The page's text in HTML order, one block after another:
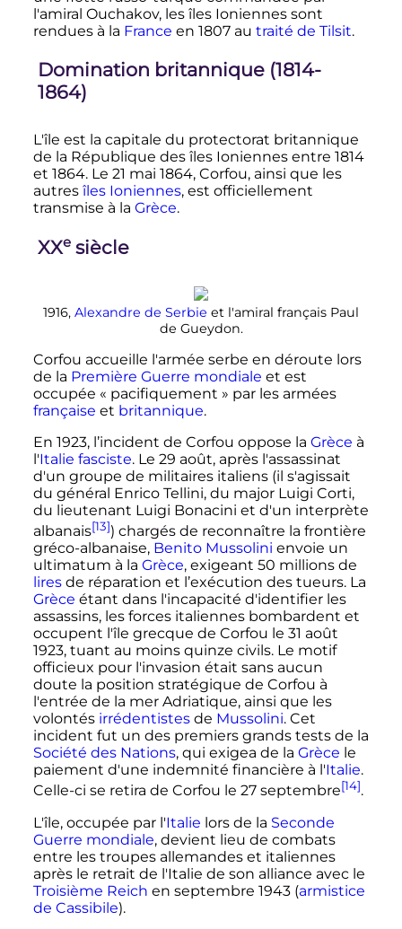
l'amiral Ouchakov, les îles Ioniennes sont
rendues à la France en 1807 au traité de Tilsit.
Domination britannique (1814-
1864)
L'île est la capitale du protectorat britannique
de la République des îles Ioniennes entre 1814
et 1864. Le 21 mai 1864, Corfou, ainsi que les
autres îles Ioniennes, est officiellement
transmise à la Grèce.
XXe siècle
1916, Alexandre de Serbie et l'amiral français Paul
de Gueydon.
Corfou accueille l'armée serbe en déroute lors
de la Première Guerre mondiale et est
occupée « pacifiquement » par les armées
française et britannique.
En 1923, l’incident de Corfou oppose la Grèce à
l'Italie fasciste. Le 29 août, après l'assassinat
d'un groupe de militaires italiens (il s'agissait
du général Enrico Tellini, du major Luigi Corti,
du lieutenant Luigi Bonacini et d'un interprète
albanais[13]) chargés de reconnaître la frontière
gréco-albanaise, Benito Mussolini envoie un
ultimatum à la Grèce, exigeant 50 millionsde
liresde réparation et l’exécution des tueurs. La
Grèce étant dans l'incapacité d'identifier les
assassins, les forces italiennes bombardent et
occupent l'île grecque de Corfou le 31 août
1923, tuant au moins quinze civils. Le motif
officieux pour l'invasion était sans aucun
doute la position stratégique de Corfou à
l'entrée de la mer Adriatique, ainsi que les
volontés irrédentistesde Mussolini. Cet
incident fut un des premiers grands tests de la
Société des Nations, qui exigea de la Grèce le
paiement d'une indemnité financière à l'Italie.
Celle-ci se retira de Corfou le 27 septembre[14].
L'île, occupée par l'Italie lors de la Seconde
Guerre mondiale, devient lieu de combats
entre les troupes allemandes et italiennes
après le retrait de l'Italie de son alliance avec le
Troisième Reich en septembre 1943 (armistice
de Cassibile).